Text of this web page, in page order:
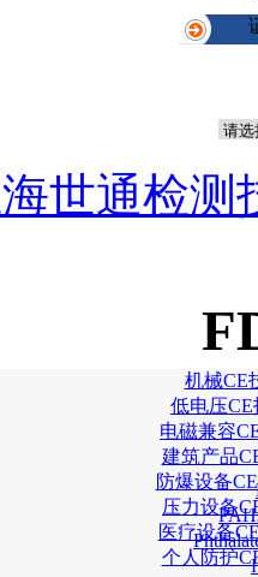
世通检
机械CE
低电压
电磁兼容
建筑产品
防爆设备
压力设备
医疗设备
个人防护